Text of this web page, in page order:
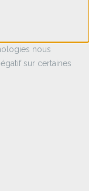
nous
sur certaines